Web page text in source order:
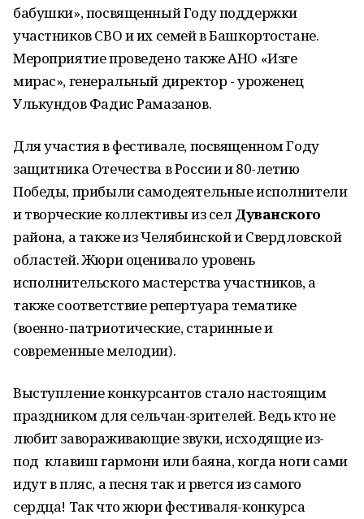
бабушки», посвященный Году поддержки
участников СВО и их семей в Башкортостане.
Мероприятие проведено также АНО «Изге
мирас», генеральный директор - уроженец
Улькундов Фадис Рамазанов.
Для участия в фестивале, посвященном Году
защитника Отечества в России и 80-летию
Победы, прибыли самодеятельные исполнители
и творческие коллективы из селДуванского
района, а также из Челябинской и Свердловской
областей. Жюри оценивало уровень
исполнительского мастерства участников, а
также соответствие репертуара тематике
(военно-патриотические, старинные и
современные мелодии).
Выступление конкурсантов стало настоящим
праздником для сельчан-зрителей. Ведь кто не
любит завораживающие звуки, исходящие из-
под клавиш гармони или баяна, когда ноги сами
идут в пляс, а песня так и рвется из самого
сердца! Так что жюри фестиваля-конкурса